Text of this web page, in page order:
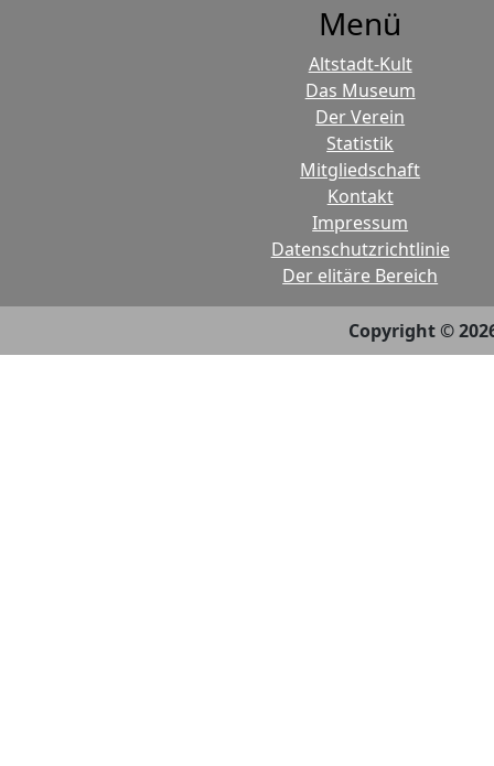
Menü
Altstadt-Kult
Das Museum
Der Verein
Statistik
Mitgliedschaft
Kontakt
Impressum
Datenschutzrichtlinie
Der elitäre Bereich
Copyright ©